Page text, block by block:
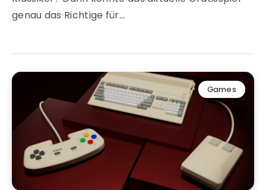
genau das Richtige für…
Games